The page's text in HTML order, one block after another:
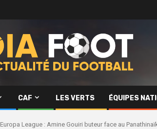
CAF LES VERTS ÉQUIPES
Europa League : Amine Gouiri buteur face au